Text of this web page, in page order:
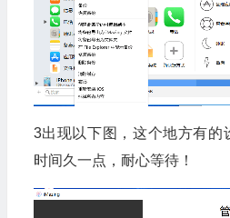
3出现以下图，这个地方有的
时间久一点，耐心等待！